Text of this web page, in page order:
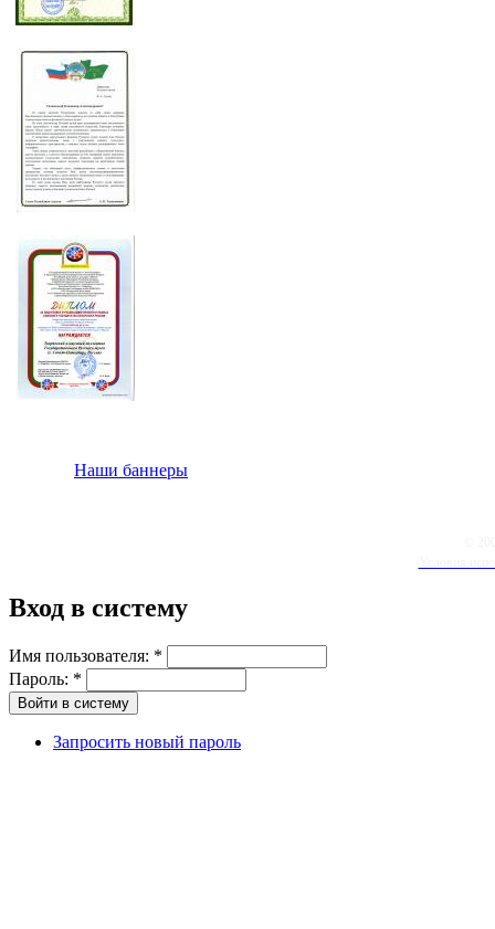
Наши баннеры
Вход в систему
Имя пользователя: *
Пароль: *
Запросить новый пароль